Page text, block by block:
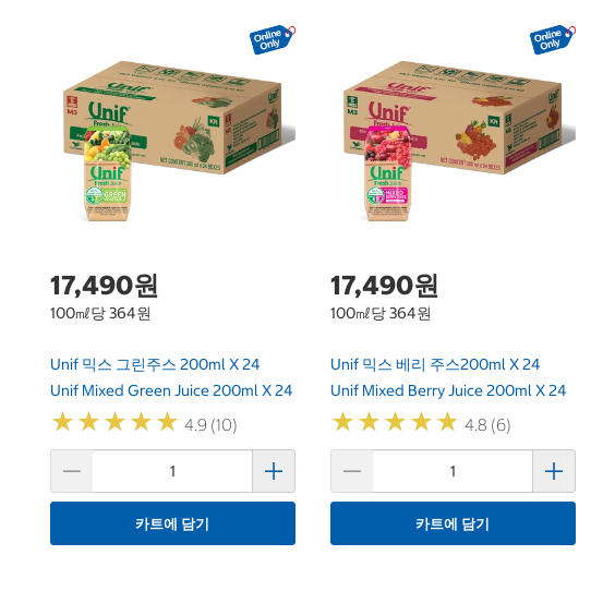
17,490원
100㎖당 364원
Unif 믹스 그린주스 200ml X 24
Unif Mixed Green Juice 200ml X 24
★★★★★
★★★★★ 4.9 (10)
카트에 담기
17,490원
100㎖당 364원
Unif 믹스 베리 주스200ml X 24
Unif Mixed Berry Juice 200ml X 24
★★★★★
★★★★★ 4.8 (6)
카트에 담기